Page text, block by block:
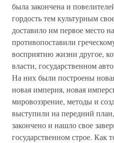
была закончена и
гордость тем культурным
доставило им первое место
противопоставили
восприятию жизни другое,
власти, государственном
На них были построены
новая империя, новая
мировоззрение, методы и
выступили на передний
закончено и нашло свое
государственном строе. Как